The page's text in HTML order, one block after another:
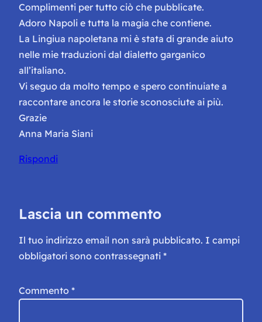
Complimenti per tutto ciò che pubblicate.
Adoro Napoli e tutta la magia che contiene.
La Lingiua napoletana mi è stata di grande aiuto
nelle mie traduzioni dal dialetto garganico
all’italiano.
Vi seguo da molto tempo e spero continuiate a
raccontare ancora le storie sconosciute ai più.
Grazie
Anna Maria Siani
Rispondi
Lascia un commento
Il tuo indirizzo email non sarà pubblicato. I campi
obbligatori sono contrassegnati *
Commento *